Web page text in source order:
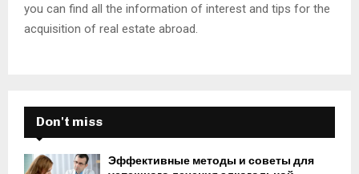
you can find all the information of interest and tips for the
acquisition of real estate abroad.
Don't miss
Эффективные методы и советы для